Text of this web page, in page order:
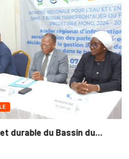
durable du Bassin du...